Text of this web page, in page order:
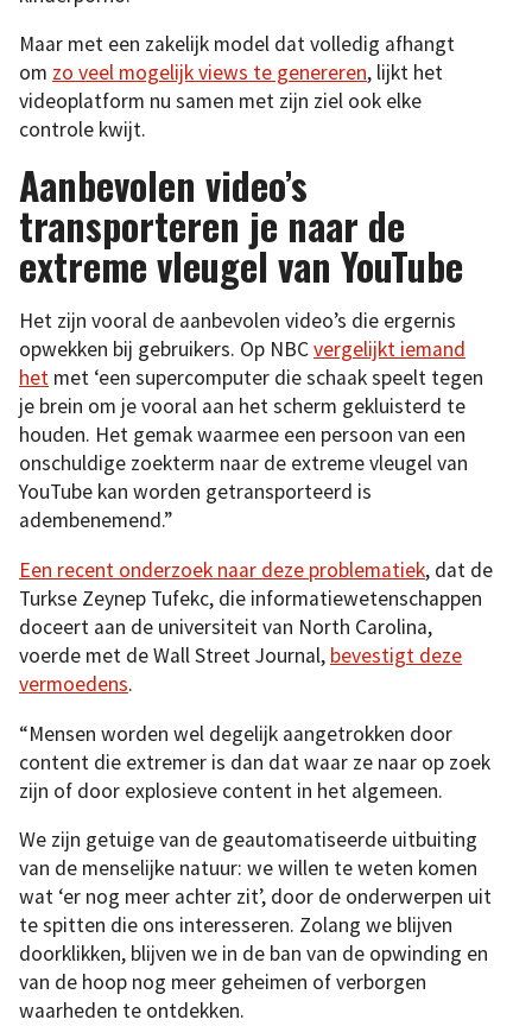
Maar met een zakelijk model dat volledig afhangt
om zo veel mogelijk views te genereren, lijkt het
videoplatform nu samen met zijn ziel ook elke
controle kwijt.
Aanbevolen video’s
transporteren je naar de
extreme vleugel van YouTube
Het zijn vooral de aanbevolen video’s die ergernis
opwekken bij gebruikers. Op NBCvergelijkt iemand
het met ‘een supercomputer die schaak speelt tegen
je brein om je vooral aan het scherm gekluisterd te
houden. Het gemak waarmee een persoon van een
onschuldige zoekterm naar de extreme vleugel van
YouTube kan worden getransporteerd is
adembenemend.”
Een recent onderzoek naar deze problematiek, dat de
Turkse Zeynep Tufekc, die informatiewetenschappen
doceert aan de universiteit van North Carolina,
voerde met de Wall Street Journal, bevestigt deze
vermoedens.
“Mensen worden wel degelijk aangetrokken door
content die extremer is dan dat waar ze naar op zoek
zijn of door explosieve content in het algemeen.
We zijn getuige van de geautomatiseerde uitbuiting
van de menselijke natuur: we willen te weten komen
wat ‘er nog meer achter zit’, door de onderwerpen uit
te spitten die ons interesseren. Zolang we blijven
doorklikken, blijven we in de ban van de opwinding en
van de hoop nog meer geheimen of verborgen
waarheden te ontdekken.